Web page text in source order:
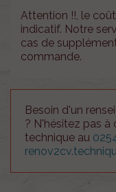
Attention !!, le
indicatif. Notre
cas de
commande.
Besoin d'un
? N'hésitez pas
technique au